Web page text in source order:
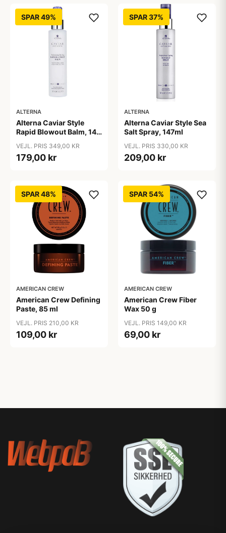
SPAR 49%
ALTERNA
Alterna Caviar Style
Rapid Blowout Balm, 147
VEJL. PRIS 349,00 KR
179,00 kr
SPAR 37%
ALTERNA
Alterna Caviar Style Sea
Salt Spray, 147ml
VEJL. PRIS 330,00 KR
209,00 kr
SPAR 48%
AMERICAN CREW
American Crew Defining
Paste, 85 ml
VEJL. PRIS 210,00 KR
109,00 kr
SPAR 54%
AMERICAN CREW
American Crew Fiber
Wax 50 g
VEJL. PRIS 149,00 KR
69,00 kr